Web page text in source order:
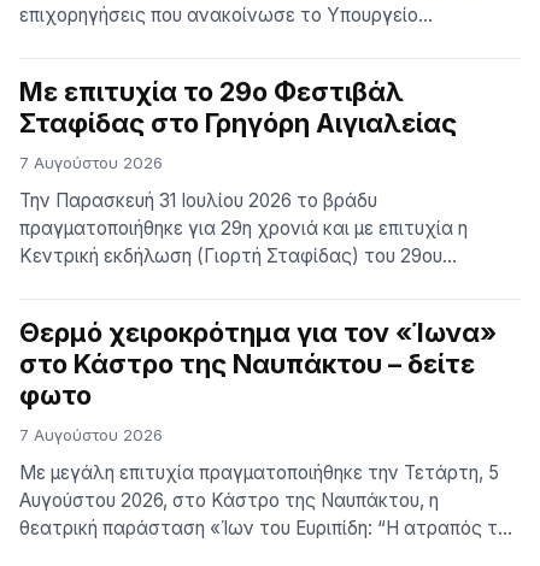
επιχορηγήσεις που ανακοίνωσε το Υπουργείο
Πρόκειται για το 11ο Διεθνές Street Art Φεστιβάλ Πάτρας
– ArtWalk 11, το 3ο Φεστιβάλ Γκόλφω και το 8ο Φεστιβάλ
των Ντόπιων – Messolonghi by […] The …
Με επιτυχία το 29ο Φεστιβάλ
Σταφίδας στο Γρηγόρη Aιγιαλείας
7 Αυγούστου 2026
Την Παρασκευή 31 Ιουλίου 2026 το βράδυ
πραγματοποιήθηκε για 29η χρονιά και με επιτυχία η
Κεντρική εκδήλωση (Γιορτή Σταφίδας) του 29ου
εκδήλωση, που διοργάνωσε ο Φιλοπροοδευτικός
Σύλλογος Γρηγόρι Αιγίου «Ο Άγιος Γρηγόριος» υπό την
αιγίδα του Δήμου Αιγιαλείας και με την συμμετοχή […]
Θερμό χειροκρότημα για τον «Ίωνα»
στο Κάστρο της Ναυπάκτου – δείτε
φωτο
7 Αυγούστου 2026
Με μεγάλη επιτυχία πραγματοποιήθηκε την Τετάρτη, 5
Αυγούστου 2026, στο Κάστρο της Ναυπάκτου, η
θεατρική παράσταση «Ίων του Ευριπίδη: “Η ατραπός του